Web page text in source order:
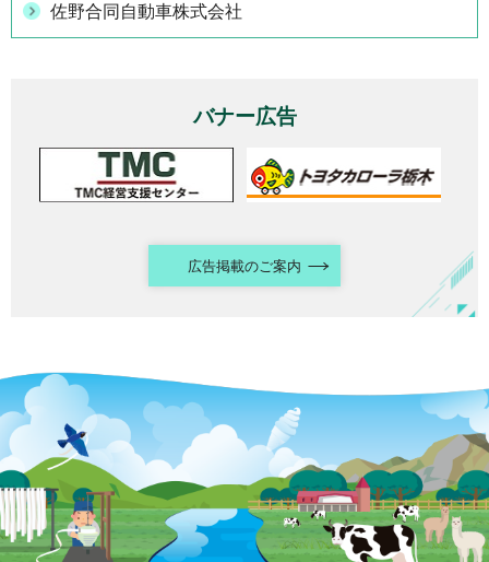
佐野合同自動車株式会社
バナー広告
広告掲載のご案内